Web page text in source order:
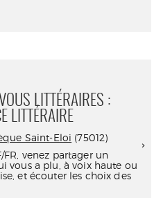
LITTÉRAIRES :
LITTÉRAIRE
Saint-Eloi (75012)
venez partager un
vous a plu, à voix haute ou
et écouter les choix des